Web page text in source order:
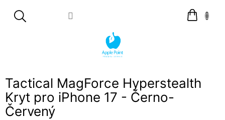
Nákupní
košík
Tactical MagForce Hyperstealth
Kryt pro iPhone 17 - Černo-
Červený